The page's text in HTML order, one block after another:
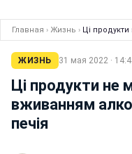
Главная › Жизнь › Ці
ЖИЗНЬ 31 мая 2022 ·
Ці продукти не
вживанням
печія